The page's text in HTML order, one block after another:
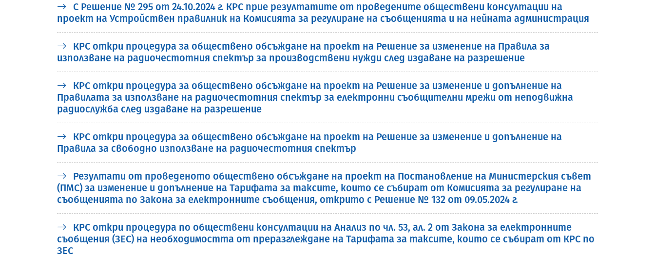
С Решение № 295 от 24.10.2024 г. КРС прие резултатите от проведените обществени консултации на
проект на Устройствен правилник на Комисията за регулиране на съобщенията и на нейната администрация
КРС откри процедура за обществено обсъждане на проект на Решение за изменение на Правила за
използване на радиочестотния спектър за производствени нужди след издаване на разрешение
КРС откри процедура за обществено обсъждане на проект на Решение за изменение и допълнение на
Правилата за използване на радиочестотния спектър за електронни съобщителни мрежи от неподвижна
радиослужба след издаване на разрешение
КРС откри процедура за обществено обсъждане на проект на Решение за изменение и допълнение на
Правила за свободно използване на радиочестотния спектър
Резултати от проведеното обществено обсъждане на проект на Постановление на Министерския съвет
(ПМС) за изменение и допълнение на Тарифата за таксите, които се събират от Комисията за регулиране на
съобщенията по Закона за електронните съобщения, открито с Решение № 132 от 09.05.2024 г.
КРС откри процедура по обществени консултации на Анализ по чл. 53, ал. 2 от Закона за електронните
съобщения (ЗЕС) на необходимостта от преразглеждане на Тарифата за таксите, които се събират от КРС по
ЗЕС